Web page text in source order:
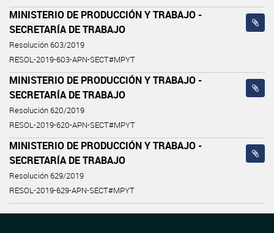
MINISTERIO DE PRODUCCIÓN Y TRABAJO -
SECRETARÍA DE TRABAJO
Resolución 603/2019
RESOL-2019-603-APN-SECT#MPYT
MINISTERIO DE PRODUCCIÓN Y TRABAJO -
SECRETARÍA DE TRABAJO
Resolución 620/2019
RESOL-2019-620-APN-SECT#MPYT
MINISTERIO DE PRODUCCIÓN Y TRABAJO -
SECRETARÍA DE TRABAJO
Resolución 629/2019
RESOL-2019-629-APN-SECT#MPYT